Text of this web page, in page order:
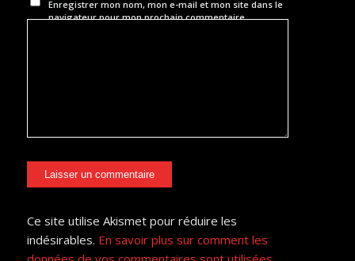
Enregistrer mon nom, mon e-mail et mon site dans le
navigateur pour mon prochain commentaire.
Ce site utilise Akismet pour réduire les
indésirables. En savoir plus sur comment les